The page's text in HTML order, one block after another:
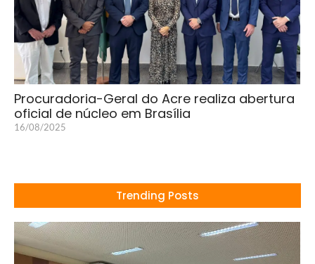
Procuradoria-Geral do Acre realiza abertura
oficial de núcleo em Brasília
16/08/2025
Trending Posts